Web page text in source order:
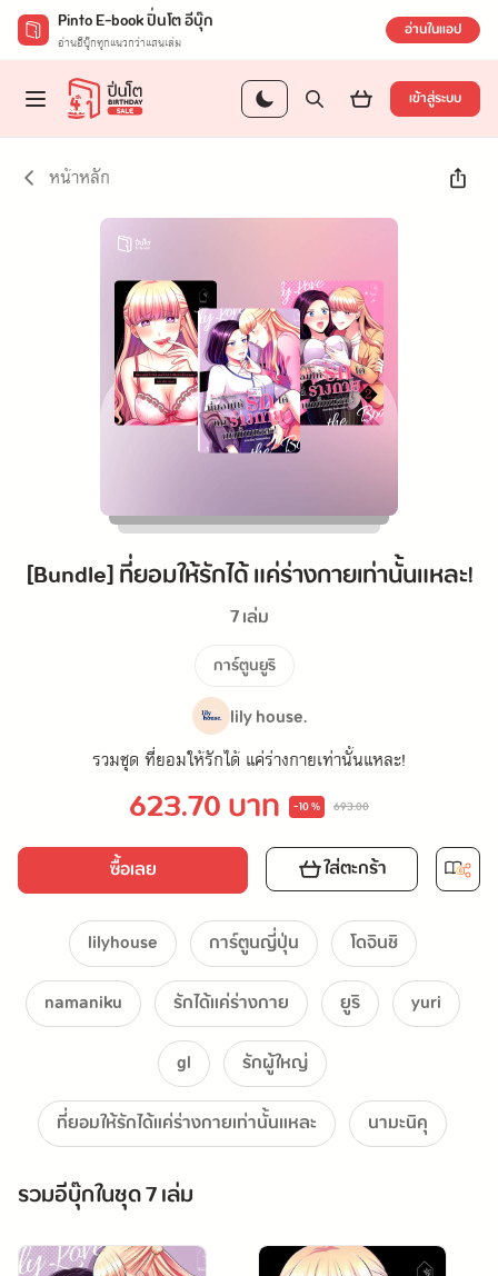
Pinto E-book ปิ่นโต อีบุ๊ก
อ่านอีบุ๊กทุกแนวกว่าแสนเล่ม อ่านในแอป
เข้าสู่ระบบ
หน้าหลัก
[Bundle] ที่ยอมให้รักได้ แค่ร่างกายเท่านั้นแหละ!
7 เล่ม
การ์ตูนยูริ
lily house.
รวมชุด ที่ยอมให้รักได้ แค่ร่างกายเท่านั้นแหละ!
623.70 บาท -10 % 693.00
ซื้อเลย ใส่ตะกร้า
lilyhouse การ์ตูนญี่ปุ่น
โดจินชิ
namaniku
รักได้แค่ร่างกาย ยูริ
yuri
gl
รักผู้ใหญ่
ที่ยอมให้รักได้แค่ร่างกายเท่านั้นแหละ
นามะนิคุ
รวมอีบุ๊กในชุด 7 เล่ม